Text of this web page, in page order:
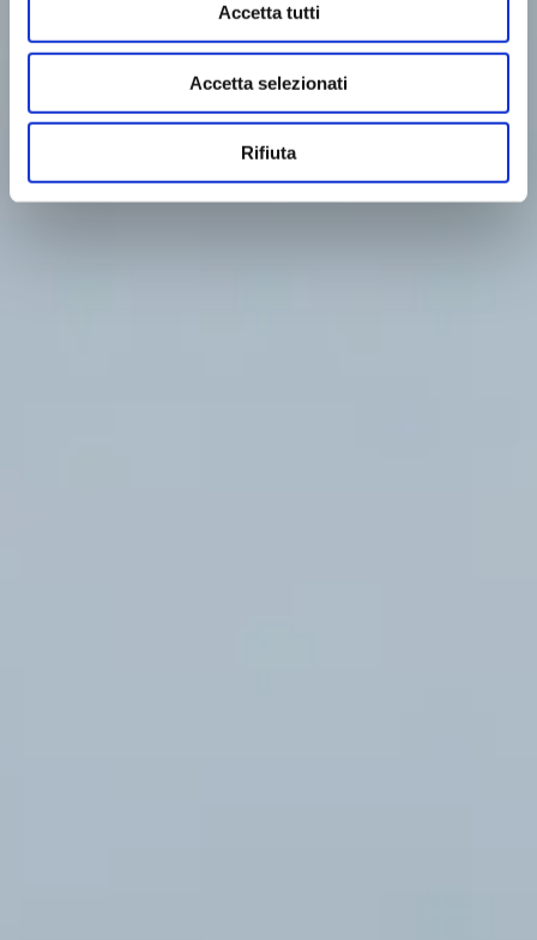
Accetta tutti
Accetta selezionati
Rifiuta